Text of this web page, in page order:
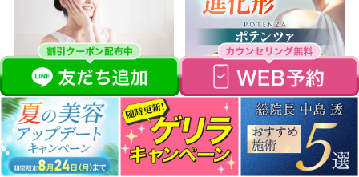
目の下のヒアルロン酸注射
の効果は？失敗・チンダル
現象のリスクやデメリット
ポテンツァとは？効果やダ
ーマペンとの違い、施術後
の経過や値段を解説！